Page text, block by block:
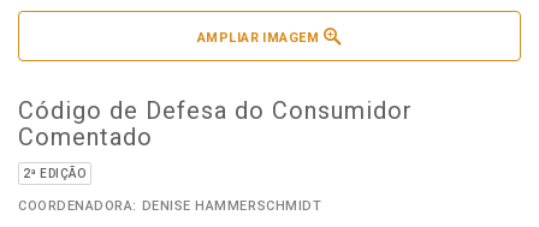
AMPLIAR IMAGEM
Código de Defesa do Consumidor
Comentado
2ª EDIÇÃO
COORDENADORA: DENISE HAMMERSCHMIDT